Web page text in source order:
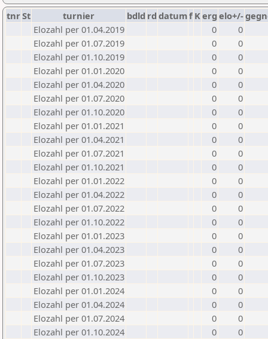
tnrSt turnier bdld rd datumf Kerg elo+/-
Elozahl per 01.04.2019
0
0
Elozahl per 01.07.2019
0
0
Elozahl per 01.10.2019
0
0
Elozahl per 01.01.2020
0
0
Elozahl per 01.04.2020
0
0
Elozahl per 01.07.2020
0
0
Elozahl per 01.10.2020
0
0
Elozahl per 01.01.2021
0
0
Elozahl per 01.04.2021
0
0
Elozahl per 01.07.2021
0
0
Elozahl per 01.10.2021
0
0
Elozahl per 01.01.2022
0
0
Elozahl per 01.04.2022
0
0
Elozahl per 01.07.2022
0
0
Elozahl per 01.10.2022
0
0
Elozahl per 01.01.2023
0
0
Elozahl per 01.04.2023
0
0
Elozahl per 01.07.2023
0
0
Elozahl per 01.10.2023
0
0
Elozahl per 01.01.2024
0
0
Elozahl per 01.04.2024
0
0
Elozahl per 01.07.2024
0
0
Elozahl per 01.10.2024
0
0